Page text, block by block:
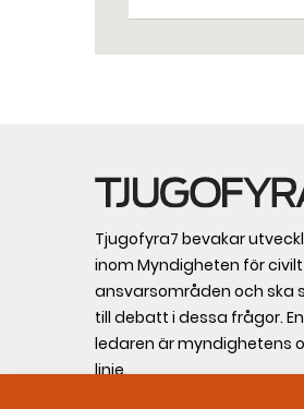
Tjugofyra7 bevakar
inom Myndigheten för
ansvarsområden och ska
till debatt i dessa frågor.
ledaren är myndighetens
linje.